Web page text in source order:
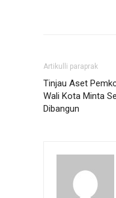
Artikulli paraprak
Tinjau Aset
Wali Kota Minta
Dibangun